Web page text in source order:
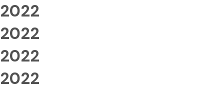
2022
2022
2022
2022